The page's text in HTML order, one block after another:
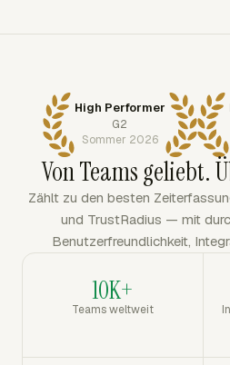
High Performer
G2
Sommer 2026
Von Teams geliebt.
Zählt zu den besten
und TrustRadius — mit
Benutzerfreundlichkeit,
10K+
Teams weltweit